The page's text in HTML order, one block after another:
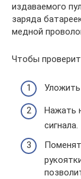
издаваемого
заряда
медной
Чтобы
Нажать
сигнала.